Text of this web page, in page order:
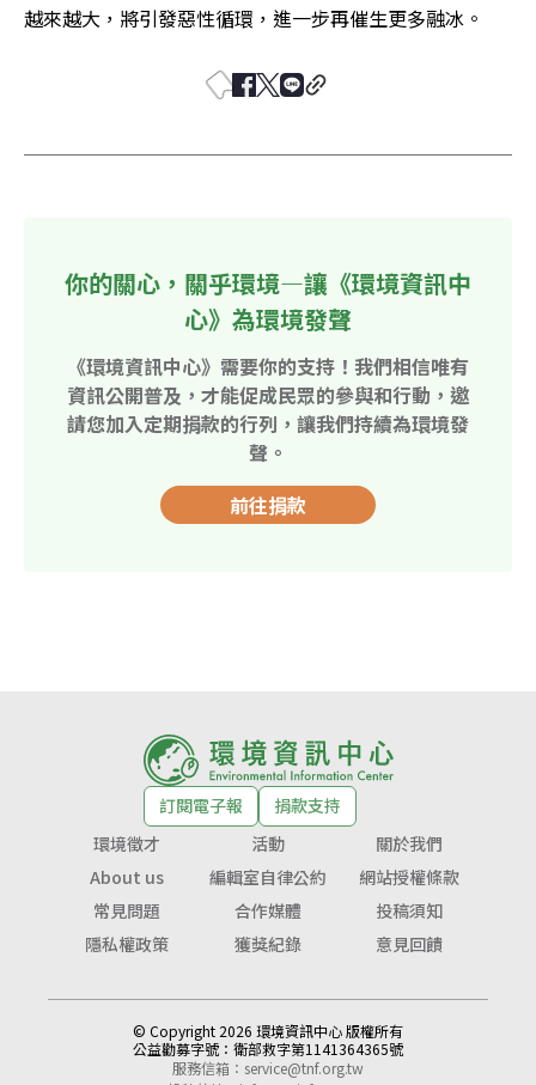
越來越大，將引發惡性循環，進一步再催生更多融冰。
你的關心，關乎環境—讓《環境資訊中
心》為環境發聲
《環境資訊中心》需要你的支持！我們相信唯有
資訊公開普及，才能促成民眾的參與和行動，邀
請您加入定期捐款的行列，讓我們持續為環境發
聲。
前往捐款
訂閱電子報
捐款支持
環境徵才
活動
關於我們
About us
編輯室自律公約
網站授權條款
常見問題
合作媒體
投稿須知
隱私權政策
獲獎紀錄 意見回饋
© Copyright 2026 環境資訊中心 版權所有
公益勸募字號： 衛部救字第1141364365號
服務信箱： service@tnf.org.tw